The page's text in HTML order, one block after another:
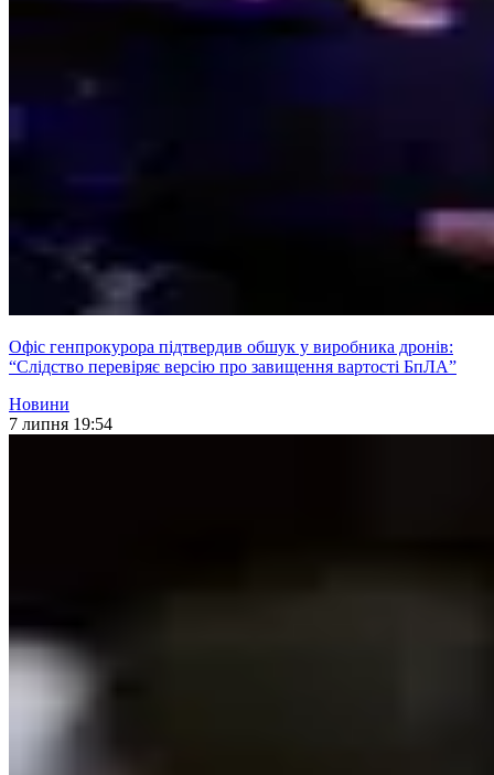
Офіс генпрокурора підтвердив обшук у виробника дронів:
“Слідство перевіряє версію про завищення вартості БпЛА”
Новини
7 липня 19:54